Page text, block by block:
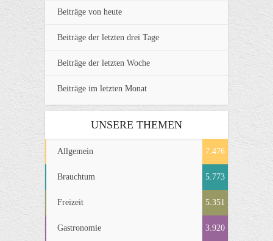
Beiträge von heute
Beiträge der letzten drei Tage
Beiträge der letzten Woche
Beiträge im letzten Monat
UNSERE THEMEN
Allgemein 7.476
Brauchtum 5.773
Freizeit 5.351
Gastronomie 3.920